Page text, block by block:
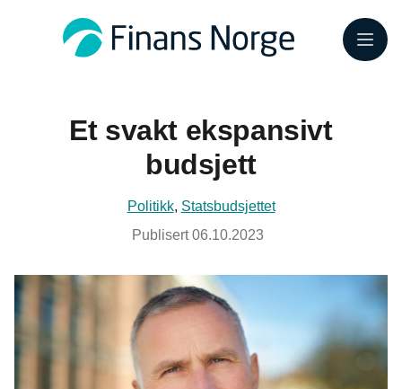
Meny
Et svakt ekspansivt
budsjett
Politikk, Statsbudsjettet
Publisert06.10.2023